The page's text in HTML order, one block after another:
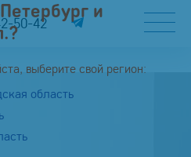
50-42
и
выберите свой регион:
область